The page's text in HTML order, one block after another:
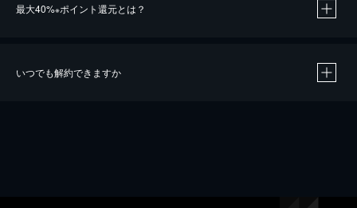
最大40%※ポイント還元とは？
いつでも解約できますか